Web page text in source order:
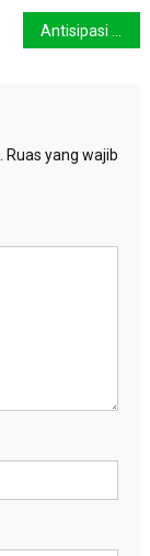
Ruas yang wajib